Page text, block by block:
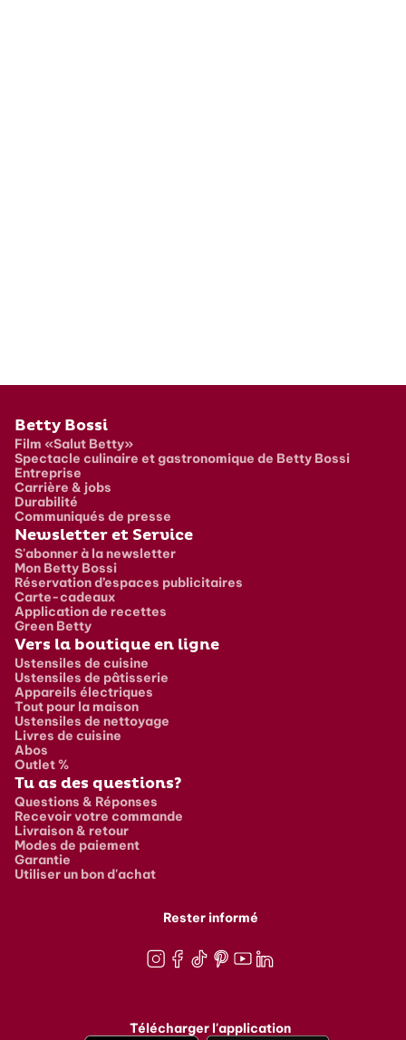
Pied de page
Betty Bossi
Film «Salut Betty»
Spectacle culinaire et gastronomique de Betty Bossi
Entreprise
Carrière & jobs
Durabilité
Communiqués de presse
Newsletter et Service
S'abonner à la newsletter
Mon Betty Bossi
Réservation d’espaces publicitaires
Carte-cadeaux
Application de recettes
Green Betty
Vers la boutique en ligne
Ustensiles de cuisine
Ustensiles de pâtisserie
Appareils électriques
Tout pour la maison
Ustensiles de nettoyage
Livres de cuisine
Abos
Outlet %
Tu as des questions?
Questions & Réponses
Recevoir votre commande
Livraison & retour
Modes de paiement
Garantie
Utiliser un bon d'achat
Rester informé
Télécharger l'application